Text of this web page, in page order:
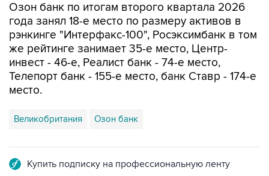
Озон банк по итогам второго квартала 2026
года занял 18-е место по размеру активов в
рэнкинге "Интерфакс-100", Росэксимбанк в том
же рейтинге занимает 35-е место, Центр-
инвест - 46-е, Реалист банк - 74-е место,
Телепорт банк - 155-е место, банк Ставр - 174-е
место.
Великобритания Озон банк
Купить подписку на профессиональную ленту